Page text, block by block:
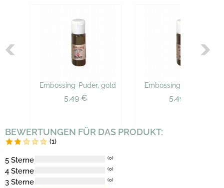
Embossing-Puder, gold
5,49 €
Embossing-Puder, gold
5,49 €
BEWERTUNGEN FÜR DAS PRODUKT:
(1)
5 Sterne (0)
4 Sterne (0)
3 Sterne (0)